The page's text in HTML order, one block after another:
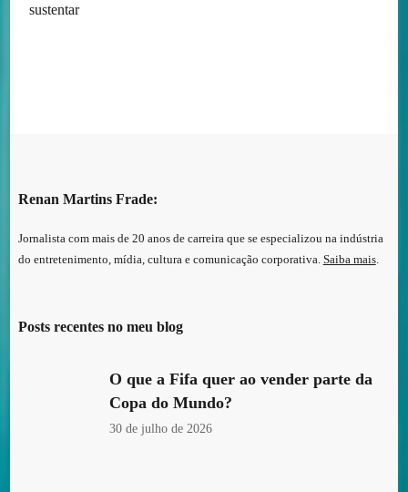
sustentar
Renan Martins Frade:
Jornalista com mais de 20 anos de carreira que se especializou na indústria
do entretenimento, mídia, cultura e comunicação corporativa. Saiba mais.
Posts recentes no meu blog
O que a Fifa quer ao vender parte da
Copa do Mundo?
30 de julho de 2026